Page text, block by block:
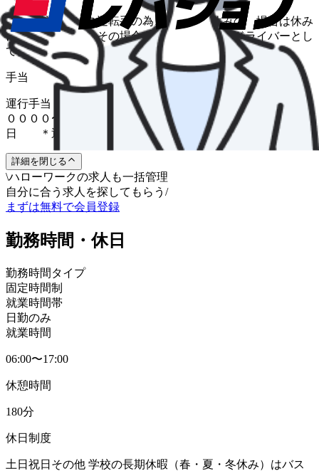
養護学校送迎バス運転手の為、学校がお休みの 場合は休み
になります。 その場合は弊社のタクシードライバーとし
て働く事も 可能です。
手当
運行手当 7,500 円〜7,500 円 【月額換算式】 日給１
００００〜１１０００円×１５日 運行手当５００円×１５
日 ＊通常期（長期休暇時のぞく）：月２０日程度出勤
詳細を閉じる
\ハローワークの求人も一括管理
自分に合う求人を探してもらう /
まずは無料で会員登録
勤務時間・休日
勤務時間タイプ
固定時間制
就業時間帯
日勤のみ
就業時間
06:00〜17:00
休憩時間
180分
休日制度
土日祝日その他 学校の長期休暇（春・夏・冬休み）はバス